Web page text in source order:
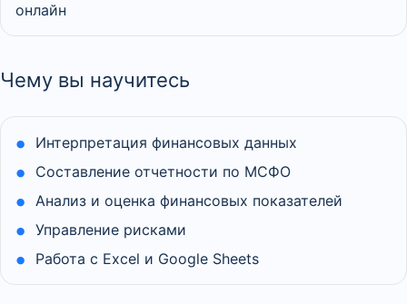
онлайн
Чему вы научитесь
Интерпретация финансовых данных
Составление отчетности по МСФО
Анализ и оценка финансовых показателей
Управление рисками
Работа с Excel и Google Sheets